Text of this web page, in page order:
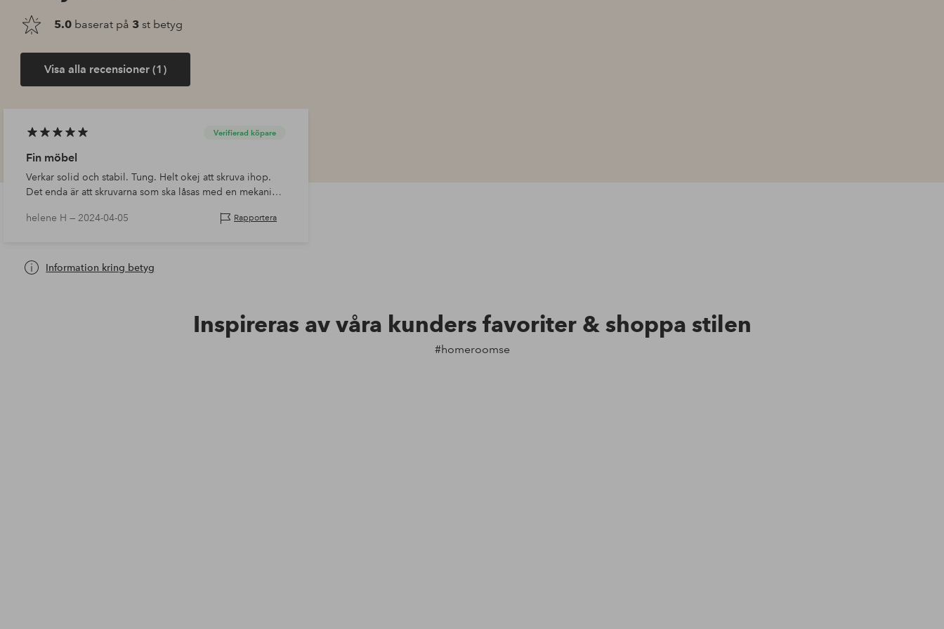
5.0 baserat på 3 st betyg
Visa alla recensioner (1)
Verifierad köpare
Fin möbel
Verkar solid och stabil. Tung. Helt okej att skruva ihop.
Det enda är att skruvarna som ska låsas med en mekanism
dem, annars allt…
helene H —2024-04-05 Rapportera
Information kring betyg
Inspireras av våra kunders favoriter & shoppa stilen
#homeroomse